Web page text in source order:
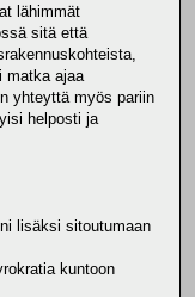
lähimmät
sitä että
matka ajaa
yhteyttä myös pariin
helposti ja
lisäksi sitoutumaan
kuntoon